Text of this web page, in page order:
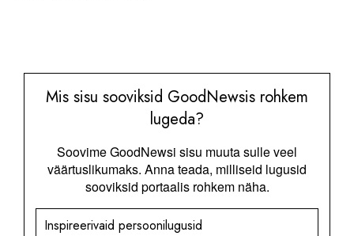
Mis sisu sooviksid GoodNewsis rohkem
lugeda?
Soovime GoodNewsi sisu muuta sulle veel
väärtuslikumaks. Anna teada, milliseid lugusid
sooviksid portaalis rohkem näha.
Inspireerivaid persoonilugusid